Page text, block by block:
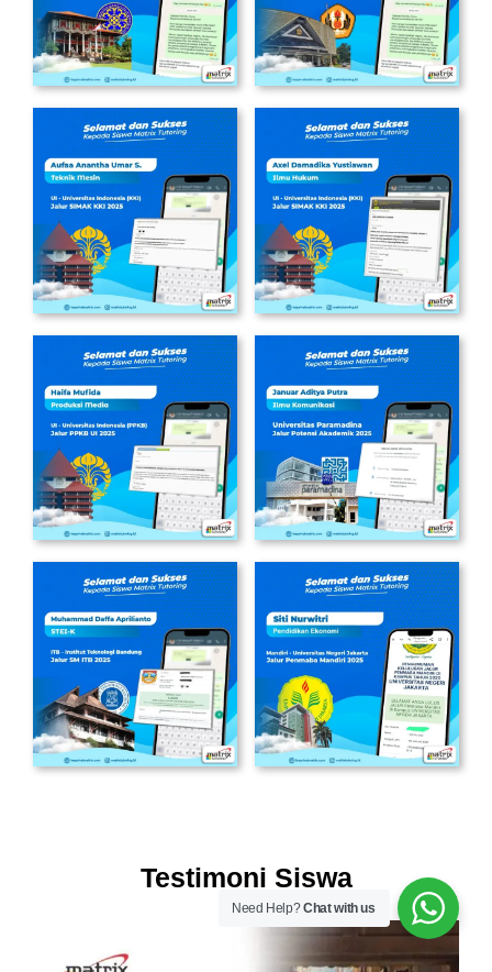
Testimoni Siswa
Need Help?Chat with us